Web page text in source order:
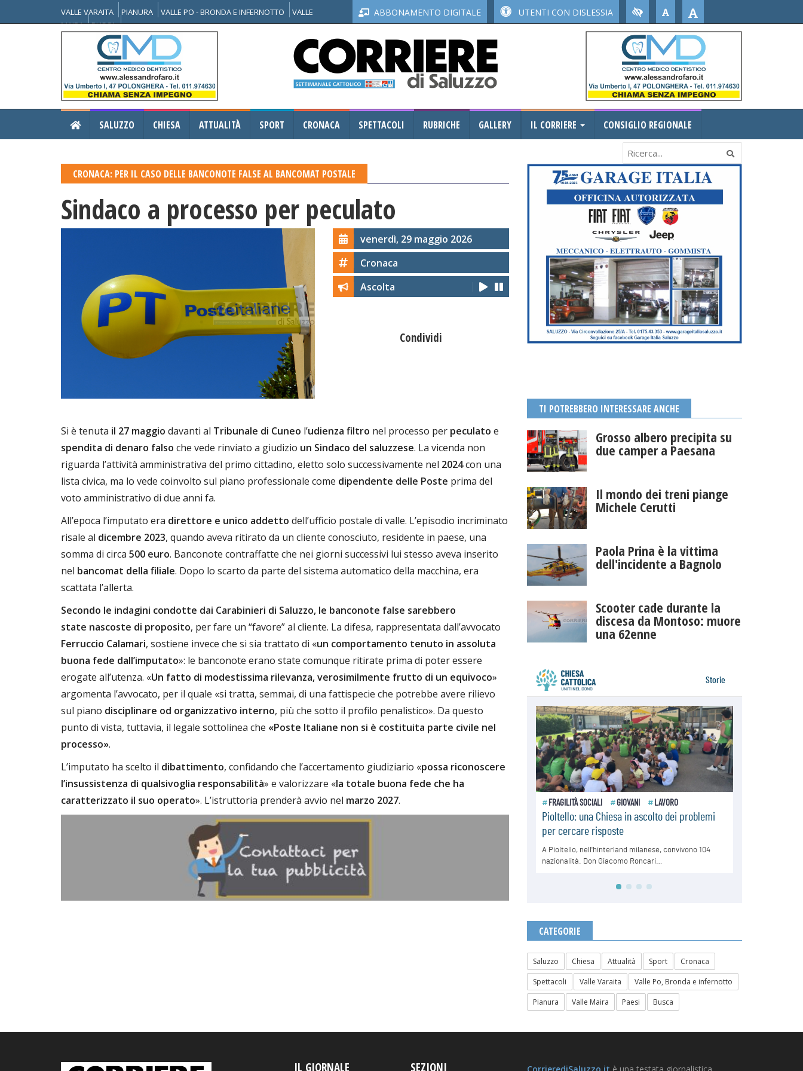
VALLE VARAITA PIANURA VALLE PO - BRONDA E INFERNOTTO
VALLE
MAIRA
BUSCA
ABBONAMENTO DIGITALE UTENTI CON DISLESSIA
SALUZZO CHIESA ATTUALITÀ SPORT CRONACA SPETTACOLI RUBRICHE GALLERY IL CORRIERE CONSIGLIO REGIONALE
CRONACA: PER IL CASO DELLE BANCONOTE FALSE AL BANCOMAT POSTALE
Sindaco a processo per peculato
venerdì, 29 maggio 2026
Cronaca
Ascolta
Condividi
Si è tenuta il 27 maggio davanti al Tribunale di Cuneo l’udienza filtro nel processo per peculato e
spendita di denaro falso che vede rinviato a giudizio un Sindaco del saluzzese. La vicenda non
riguarda l’attività amministrativa del primo cittadino, eletto solo successivamente nel 2024con una
lista civica, ma lo vede coinvolto sul piano professionale come dipendente delle Poste prima del
voto amministrativo di due anni fa.
All’epoca l’imputato era direttore e unico addetto dell’ufficio postale di valle. L’episodio incriminato
risale al dicembre 2023, quando aveva ritirato da un cliente conosciuto, residente in paese, una
somma di circa 500 euro. Banconote contraffatte che nei giorni successivi lui stesso aveva inserito
nel bancomat della filiale. Dopo lo scarto da parte del sistema automatico della macchina, era
scattata l’allerta.
Secondo le indagini condotte dai Carabinieri di Saluzzo, le banconote false sarebbero
state nascoste di proposito, per fare un “favore” al cliente. La difesa, rappresentata dall’avvocato
Ferruccio Calamari, sostiene invece che si sia trattato di «un comportamento tenuto in assoluta
buona fede dall’imputato»: le banconote erano state comunque ritirate prima di poter essere
erogate all’utenza. «Un fatto di modestissima rilevanza, verosimilmente frutto di un equivoco»
argomenta l’avvocato, per il quale «si tratta, semmai, di una fattispecie che potrebbe avere rilievo
sul piano disciplinare od organizzativo interno, più che sotto il profilo penalistico». Da questo
punto di vista, tuttavia, il legale sottolinea che «Poste Italiane non si è costituita parte civile nel
processo».
L’imputato ha scelto il dibattimento, confidando che l’accertamento giudiziario «possa riconoscere
l’insussistenza di qualsivoglia responsabilità» e valorizzare «la totale buona fede che ha
caratterizzato il suo operato». L’istruttoria prenderà avvio nel marzo 2027.
TI POTREBBERO INTERESSARE ANCHE
Grosso albero precipita su
due camper a Paesana
Il mondo dei treni piange
Michele Cerutti
Paola Prina è la vittima
dell'incidente a Bagnolo
Scooter cade durante la
discesa da Montoso: muore
una 62enne
CATEGORIE
Saluzzo Chiesa Attualità Sport
Cronaca
Spettacoli
Valle Varaita
Valle Po, Bronda e infernotto
Pianura
Valle Maira Paesi Busca
IL GIORNALE SEZIONI